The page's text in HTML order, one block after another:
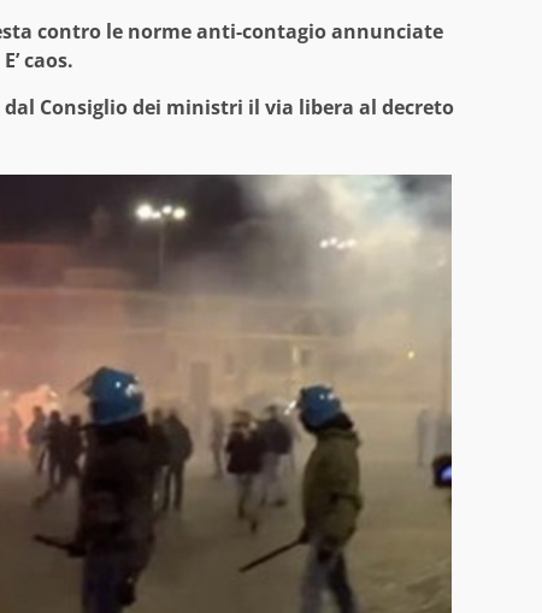
contro le norme anti-contagio annunciate
caos.
dal Consiglio dei ministri il via libera al decreto